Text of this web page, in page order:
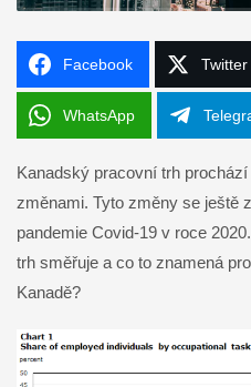
Facebook Twitter
WhatsApp
Kanadský pracovní trh
změnami. Tyto změny se ještě
pandemie Covid-19 v roce
trh směřuje a co to znamená
Kanadě?